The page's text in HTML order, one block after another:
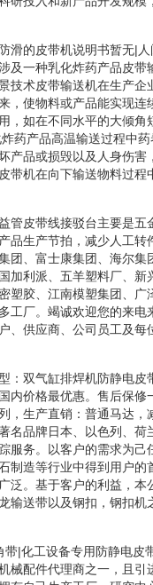
滑的皮带机说明书暂无|
及一种乳化炸药产品皮
技术皮带输送机在生产
，使物料或产品能实现
，如在不同水平的大倾
药产品高温输送过程中
产品或损毁以及人身伤
带机在向下输送物料过
管皮带线接驳台主要是
品生产节拍，减少人工转
团、富士康集团、海尔
加利派、五羊塑料厂、
塑胶、江南模塑集团、
工厂。竭诚欢迎您的来
、供应商、公司员工及
：双气缸排焊机防静电
内价格最优惠。售后保
，生产直销：普通马达
名品牌日本、以色列、
服务。以客户的需求为己
制造等行业中得到用户
泛。基于客户的利益，
输送带以及钢扣，钢扣
|化工设备专用防静电
械配件代理商之一，且